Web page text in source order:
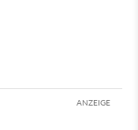
ANZEIGE